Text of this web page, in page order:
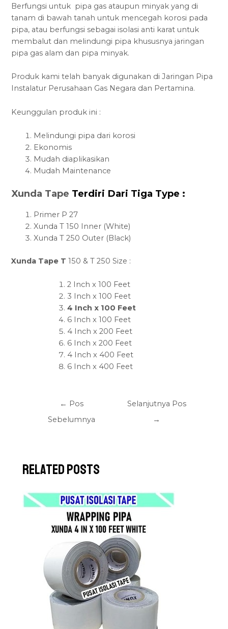
Berfungsi untuk pipa gas ataupun minyak yang di
tanam di bawah tanah untuk mencegah korosi pada
pipa, atau berfungsi sebagai isolasi anti karat untuk
membalut dan melindungi pipa khususnya jaringan
pipa gas alam dan pipa minyak.
Produk kami telah banyak digunakan di Jaringan Pipa
Instalatur Perusahaan Gas Negara dan Pertamina.
Keunggulan produk ini :
Melindungi pipa dari korosi
Ekonomis
Mudah diaplikasikan
Mudah Maintenance
Xunda Tape Terdiri Dari Tiga Type :
Primer P 27
Xunda T 150 Inner (White)
Xunda T 250 Outer (Black)
Xunda Tape T 150 & T 250 Size :
2 Inch x 100 Feet
3 Inch x 100 Feet
4 Inch x 100 Feet
6 Inch x 100 Feet
4 Inch x 200 Feet
6 Inch x 200 Feet
4 Inch x 400 Feet
6 Inch x 400 Feet
← Pos
Sebelumnya
Selanjutnya Pos
→
Related Posts